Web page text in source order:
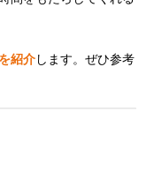
紹介します。ぜひ参考